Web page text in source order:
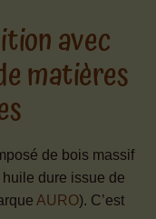
avec
matières
de bois massif
dure issue de
AURO). C’est